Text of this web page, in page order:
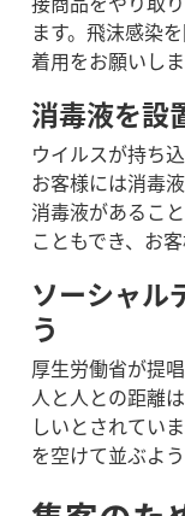
ます。飛沫感染
着用をお願いしま
消毒液を設
ウイルスが持ち
お客様には消毒
消毒液があるこ
こともでき、お
ソーシャル
う
厚生労働省が提
人と人との距離
しいとされてい
を空けて並ぶよ